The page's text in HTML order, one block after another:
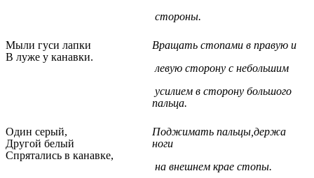
стороны.
Мыли гуси лапки
В луже у канавки.
Вращать стопами в правую и
левую сторону с небольшим
усилием в сторону большого
пальца.
Один серый,
Другой белый
Спрятались в канавке,
Поджимать пальцы,держа
ноги
на внешнем крае стопы.